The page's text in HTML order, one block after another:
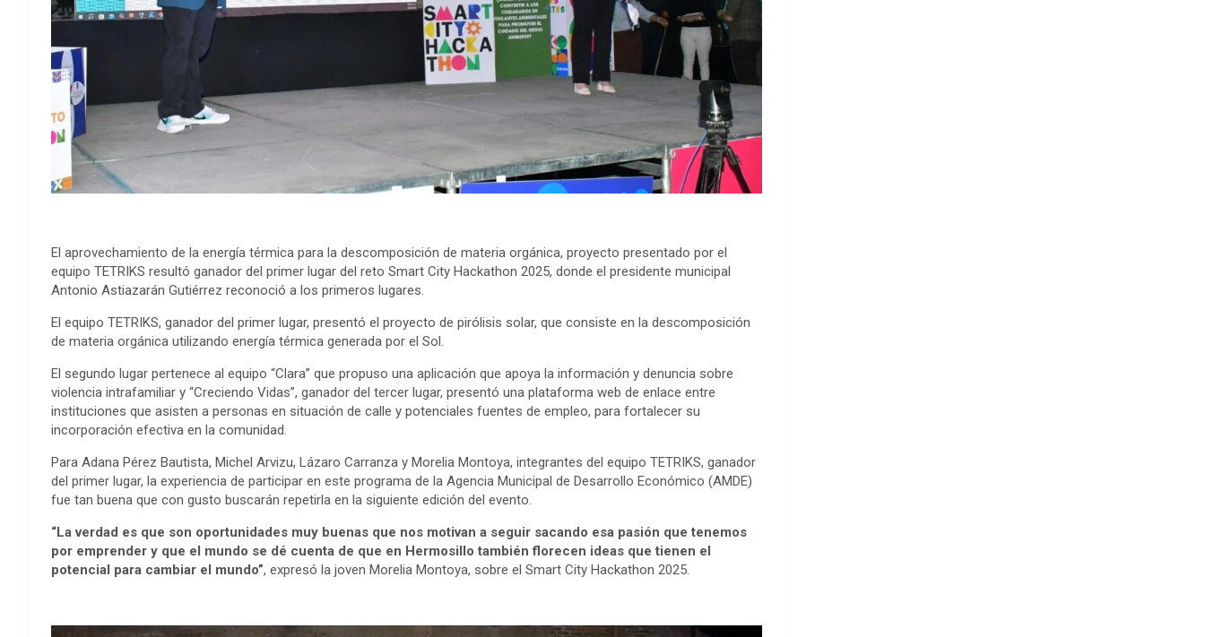
El aprovechamiento de la energía térmica para la descomposición de materia orgánica, proyecto presentado por el
equipo TETRIKS resultó ganador del primer lugar del reto Smart City Hackathon 2025, donde el presidente municipal
Antonio Astiazarán Gutiérrez reconoció a los primeros lugares.
El equipo TETRIKS, ganador del primer lugar, presentó el proyecto de pirólisis solar, que consiste en la descomposición
de materia orgánica utilizando energía térmica generada por el Sol.
El segundo lugar pertenece al equipo “Clara” que propuso una aplicación que apoya la información y denuncia sobre
violencia intrafamiliar y “Creciendo Vidas”, ganador del tercer lugar, presentó una plataforma web de enlace entre
instituciones que asisten a personas en situación de calle y potenciales fuentes de empleo, para fortalecer su
incorporación efectiva en la comunidad.
Para Adana Pérez Bautista, Michel Arvizu, Lázaro Carranza y Morelia Montoya, integrantes del equipo TETRIKS, ganador
del primer lugar, la experiencia de participar en este programa de la Agencia Municipal de Desarrollo Económico (AMDE)
fue tan buena que con gusto buscarán repetirla en la siguiente edición del evento.
“La verdad es que son oportunidades muy buenas que nos motivan a seguir sacando esa pasión que tenemos
por emprender y que el mundo se dé cuenta de que en Hermosillo también florecen ideas que tienen el
potencial para cambiar el mundo”, expresó la joven Morelia Montoya, sobre el Smart City Hackathon 2025.